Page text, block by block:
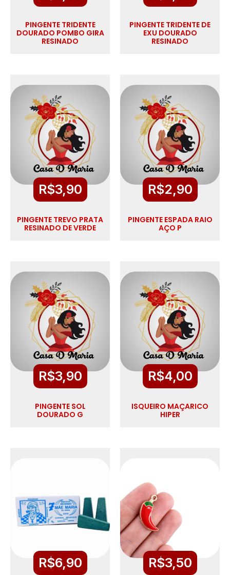
PINGENTE TRIDENTE
DOURADO POMBO GIRA
RESINADO
PINGENTE TRIDENTE DE
EXU DOURADO
RESINADO
R$3,90
PINGENTE TREVO PRATA
RESINADO DE VERDE
R$2,90
PINGENTE ESPADA RAIO
AÇO P
R$3,90
PINGENTE SOL
DOURADO G
R$4,00
ISQUEIRO MAÇARICO
HIPER
R$6,90 R$3,50